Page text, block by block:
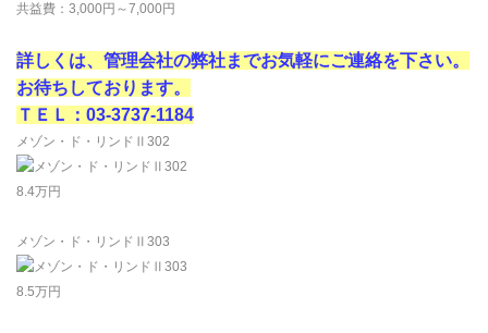
共益費：3,000円～7,000円
詳しくは、管理会社の弊社までお気軽にご連絡を下さい。
お待ちしております。
ＴＥＬ：03-3737-1184
メゾン・ド・リンドⅡ302
8.4万円
メゾン・ド・リンドⅡ303
8.5万円